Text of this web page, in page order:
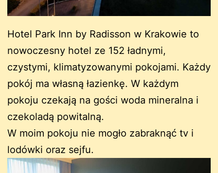
Hotel Park Inn by Radisson w Krakowie to
nowoczesny hotel ze 152 ładnymi,
czystymi, klimatyzowanymi pokojami. Każdy
pokój ma własną łazienkę. W każdym
pokoju czekają na gości woda mineralna i
czekoladą powitalną.
W moim pokoju nie mogło zabraknąć tv i
lodówki oraz sejfu.